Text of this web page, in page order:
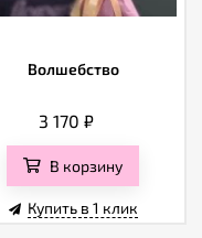
Волшебство
3 170₽
В корзину
Купить в 1 клик